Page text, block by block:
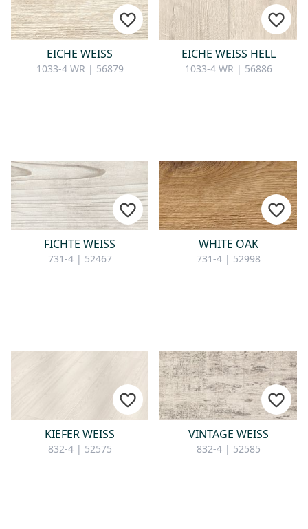
KONTAKT
Sie haben Fragen oder wünschen
eine persönliche Beratung?
Unser Team ist für Sie da –
Zur Kontaktanfrage
EICHE WEISS
1033-4 WR | 56879
EICHE WEISS HELL
1033-4 WR | 56886
FICHTE WEISS
731-4 | 52467
WHITE OAK
731-4 | 52998
KIEFER WEISS
832-4 | 52575
VINTAGE WEISS
832-4 | 52585